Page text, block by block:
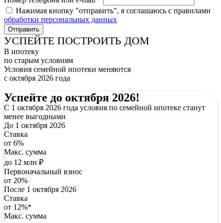
Нажимая кнопку "отправить", я соглашаюсь с правилами
обработки персональных данных
УСПЕЙТЕ ПОСТРОИТЬ ДОМ
В ипотеку
по старым условиям
Условия семейной ипотеки меняются
с октября 2026 года
Успейте до октября 2026!
С 1 октября 2026 года условия по семейной ипотеке станут
менее выгодными
До 1 октября 2026
Ставка
от 6%
Макс. сумма
до 12 млн ₽
Первоначальный взнос
от 20%
После 1 октября 2026
Ставка
от 12%*
Макс. сумма